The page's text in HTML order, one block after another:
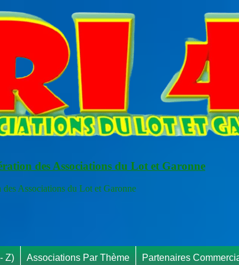
des Associations du Lot et Garonne
Associations du Lot et Garonne
Z) Associations Par Thème Partenaires